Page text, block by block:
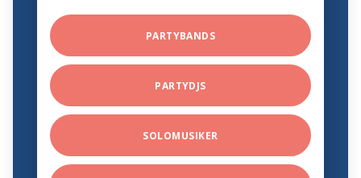
PARTYBANDS
PARTYDJS
SOLOMUSIKER